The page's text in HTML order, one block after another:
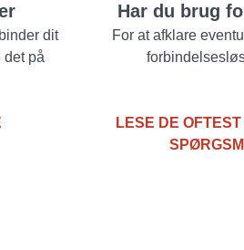
dit
det på
Har du brug
For at afklare
LESE DE